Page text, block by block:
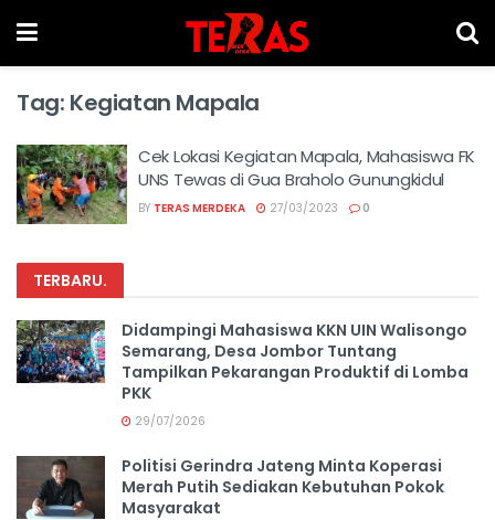
Tag: Kegiatan Mapala
Cek Lokasi Kegiatan Mapala, Mahasiswa FK
UNS Tewas di Gua Braholo Gunungkidul
BY TERAS MERDEKA 27/03/2023 0
TERBARU.
Didampingi Mahasiswa KKN UIN Walisongo
Semarang, Desa Jombor Tuntang
Tampilkan Pekarangan Produktif di Lomba
PKK
29/07/2026
Politisi Gerindra Jateng Minta Koperasi
Merah Putih Sediakan Kebutuhan Pokok
Masyarakat